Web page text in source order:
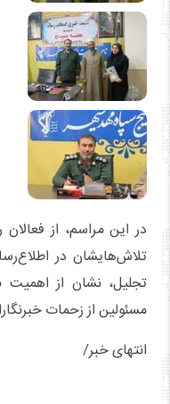
در این مراسم، از
تلاش‌هایشان در
تجلیل، نشان از
مسئولین از زحمات
انتهای خبر/